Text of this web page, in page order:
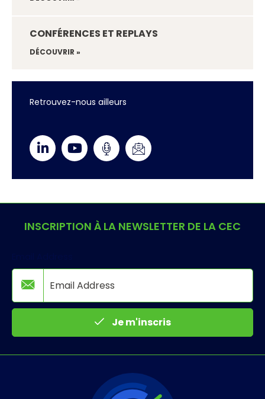
CONFÉRENCES ET REPLAYS
DÉCOUVRIR »
Retrouvez-nous ailleurs
INSCRIPTION À LA NEWSLETTER DE LA CEC
Je m'inscris